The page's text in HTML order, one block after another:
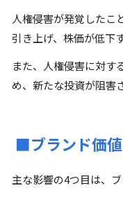
人権侵害が発覚したこ
引き上げ、株価が低下
また、人権侵害に対す
め、新たな投資が阻害
■ブランド価
主な影響の4つ目は、